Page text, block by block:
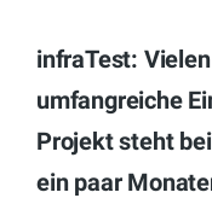
infraTest:
umfangreiche
Projekt steht
ein paar